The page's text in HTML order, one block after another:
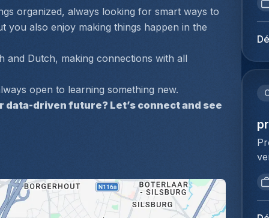
organized, always looking for smart ways to
you also enjoy making things happen in the
and Dutch, making connections with all
open to learning something new.
data-driven future? Let’s connect and see
et
of
te